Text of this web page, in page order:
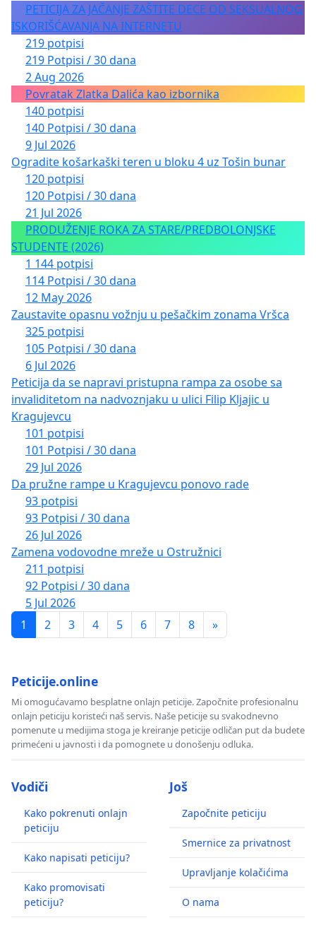
PETICIJA ZA JAČANJE ZAŠTITE DECE OD SEKSUALNOG
ISKORIŠĆAVANJA NA INTERNETU
219 potpisi
219 Potpisi / 30 dana
2 Aug 2026
Povratak Zlatka Dalića kao izbornika
140 potpisi
140 Potpisi / 30 dana
9 Jul 2026
Ogradite košarkaški teren u bloku 4 uz Tošin bunar
120 potpisi
120 Potpisi / 30 dana
21 Jul 2026
PRODUŽENJE ROKA ZA STARE/PREDBOLONJSKE
STUDENTE (2026)
1 144 potpisi
114 Potpisi / 30 dana
12 May 2026
Zaustavite opasnu vožnju u pešačkim zonama Vršca
325 potpisi
105 Potpisi / 30 dana
6 Jul 2026
Peticija da se napravi pristupna rampa za osobe sa
invaliditetom na nadvoznjaku u ulici Filip Kljajic u
Kragujevcu
101 potpisi
101 Potpisi / 30 dana
29 Jul 2026
Da pružne rampe u Kragujevcu ponovo rade
93 potpisi
93 Potpisi / 30 dana
26 Jul 2026
Zamena vodovodne mreže u Ostružnici
211 potpisi
92 Potpisi / 30 dana
5 Jul 2026
1
2 3 4 5 6 7 8 »
Peticije.online
Mi omogućavamo besplatne onlajn peticije. Započnite profesionalnu
onlajn peticiju koristeći naš servis. Naše peticije su svakodnevno
pomenute u medijima stoga je kreiranje peticije odličan put da budete
primećeni u javnosti i da pomognete u donošenju odluka.
Vodiči
Kako pokrenuti onlajn
peticiju
Kako napisati peticiju?
Kako promovisati
peticiju?
Još
Započnite peticiju
Smernice za privatnost
Upravljanje kolačićima
O nama